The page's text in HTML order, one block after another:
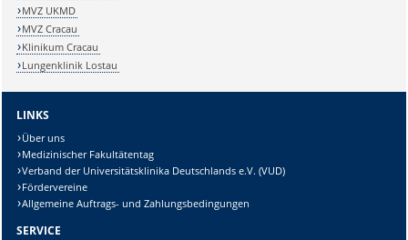
MVZ UKMD
MVZ Cracau
Klinikum Cracau
Lungenklinik Lostau
LINKS
Über uns
Medizinischer Fakultätentag
Verband der Universitätsklinika Deutschlands e.V. (VUD)
Fördervereine
Allgemeine Auftrags- und Zahlungsbedingungen
SERVICE